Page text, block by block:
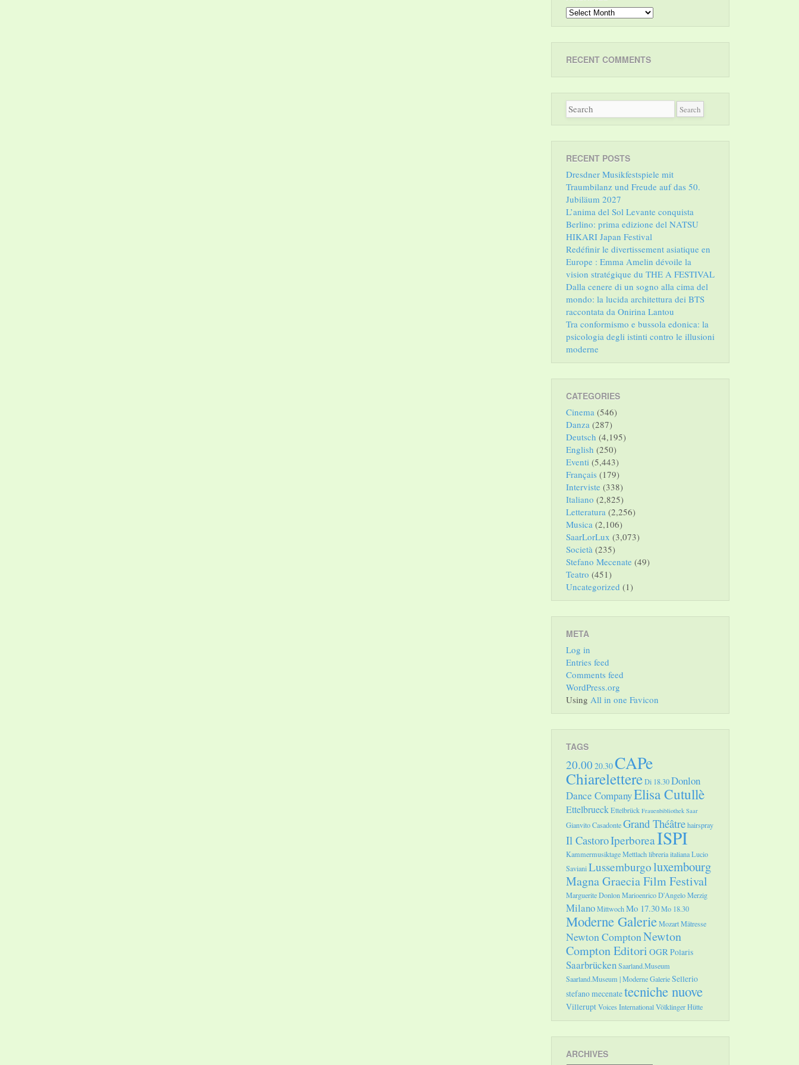
Archives
RECENT COMMENTS
RECENT POSTS
Dresdner Musikfestspiele mit
Traumbilanz und Freude auf das 50.
Jubiläum 2027
L’anima del Sol Levante conquista
Berlino: prima edizione del NATSU
HIKARI Japan Festival
Redéfinir le divertissement asiatique en
Europe : Emma Amelin dévoile la
vision stratégique du THE A FESTIVAL
Dalla cenere di un sogno alla cima del
mondo: la lucida architettura dei BTS
raccontata da Onirina Lantou
Tra conformismo e bussola edonica: la
psicologia degli istinti contro le illusioni
moderne
CATEGORIES
Cinema (546)
Danza (287)
Deutsch (4,195)
English (250)
Eventi (5,443)
Français (179)
Interviste (338)
Italiano (2,825)
Letteratura (2,256)
Musica (2,106)
SaarLorLux (3,073)
Società (235)
Stefano Mecenate (49)
Teatro (451)
Uncategorized (1)
META
Log in
Entries feed
Comments feed
WordPress.org
Using All in one Favicon
TAGS
20.00 20.30CAPe
ChiarelettereDi 18.30Donlon
Dance CompanyElisa Cutullè
EttelbrueckEttelbrück Frauenbibliothek Saar
Gianvito CasadonteGrand Théâtrehairspray
Il CastoroIperboreaISPI
Kammermusiktage Mettlachlibreria italianaLucio
SavianiLussemburgoluxembourg
Magna Graecia Film Festival
Marguerite DonlonMarioenrico D'AngeloMerzig
MilanoMittwochMo 17.30Mo 18.30
Moderne GalerieMozartMätresse
Newton ComptonNewton
Compton Editori OGRPolaris
SaarbrückenSaarland.Museum
Saarland.Museum | Moderne GalerieSellerio
stefano mecenatetecniche nuove
VilleruptVoices InternationalVölklinger Hütte
ARCHIVES